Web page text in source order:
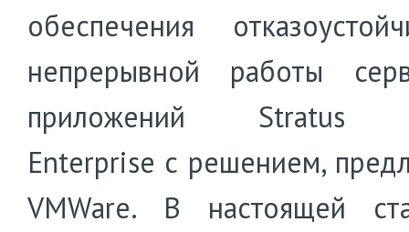
обеспечения
непрерывной работы
приложений Stratus
Enterprise с решением,
VMWare. В настоящей